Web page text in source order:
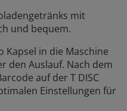
mit
und bequem.
Kapsel in die Maschine
den Auslauf. Nach dem
auf der T DISC
Einstellungen für